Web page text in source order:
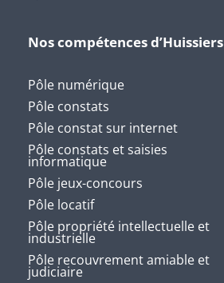
Nos compétences d’Huissiers
Pôle numérique
Pôle constats
Pôle constat sur internet
Pôle constats et saisies
informatique
Pôle jeux-concours
Pôle locatif
Pôle propriété intellectuelle et
industrielle
Pôle recouvrement amiable et
judiciaire